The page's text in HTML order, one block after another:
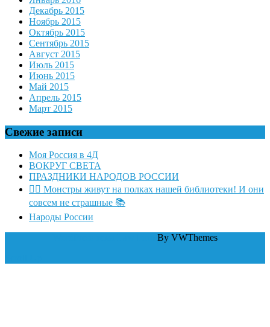
Декабрь 2015
Ноябрь 2015
Октябрь 2015
Сентябрь 2015
Август 2015
Июль 2015
Июнь 2015
Май 2015
Апрель 2015
Март 2015
Свежие записи
Моя Россия в 4Д
ВОКРУГ СВЕТА
ПРАЗДНИКИ НАРОДОВ РОССИИ
🧛‍♂ Монстры живут на полках нашей библиотеки! И они
совсем не страшные 📚
Народы России
By VWThemes